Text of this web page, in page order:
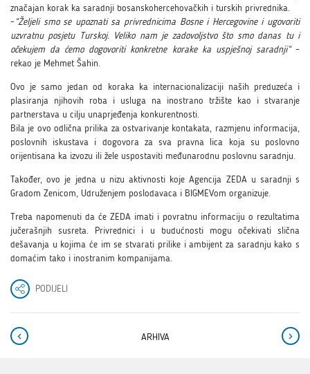
značajan korak ka saradnji bosanskohercehovačkih i turskih privrednika.
- “Željeli smo se upoznati sa privrednicima Bosne i Hercegovine i ugovoriti
uzvratnu posjetu Turskoj. Veliko nam je zadovoljstvo što smo danas tu i
očekujem da ćemo dogovoriti konkretne korake ka uspješnoj saradnji“–
rekao je Mehmet Šahin.
Ovo je samo jedan od koraka ka internacionalizaciji naših preduzeća i
plasiranja njihovih roba i usluga na inostrano tržište kao i stvaranje
partnerstava u cilju unaprjeđenja konkurentnosti.
Bila je ovo odlična prilika za ostvarivanje kontakata, razmjenu informacija,
poslovnih iskustava i dogovora za sva pravna lica koja su poslovno
orijentisana ka izvozu ili žele uspostaviti međunarodnu poslovnu saradnju.
Također, ovo je jedna u nizu aktivnosti koje Agencija ZEDA u saradnji s
Gradom Zenicom, Udruženjem poslodavaca i BIGMEVom organizuje.
Treba napomenuti da će ZEDA imati i povratnu informaciju o rezultatima
jučerašnjih susreta. Privrednici i u budućnosti mogu očekivati slična
dešavanja u kojima će im se stvarati prilike i ambijent za saradnju kako s
domaćim tako i inostranim kompanijama.
PODIJELI
ARHIVA